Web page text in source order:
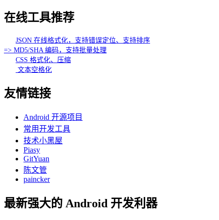
在线工具推荐
JSON 在线格式化，支持错误定位、支持排序
=> MD5/SHA 编码，支持批量处理
CSS 格式化、压缩
文本空格化
友情链接
Android 开源项目
常用开发工具
技术小黑屋
Piasy
GitYuan
陈文管
paincker
最新强大的 Android 开发利器